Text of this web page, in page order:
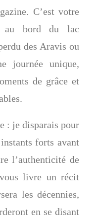
C’est votre
au bord du lac
des Aravis ou
journée unique,
de grâce et
: je disparais pour
forts avant
l’authenticité de
livre un récit
les décennies,
en se disant